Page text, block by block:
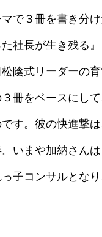
で３冊を書き分
た社長が生き残る
陰式リーダーの
冊をベースにし
す。彼の快進撃
いまや加納さん
子コンサルとな